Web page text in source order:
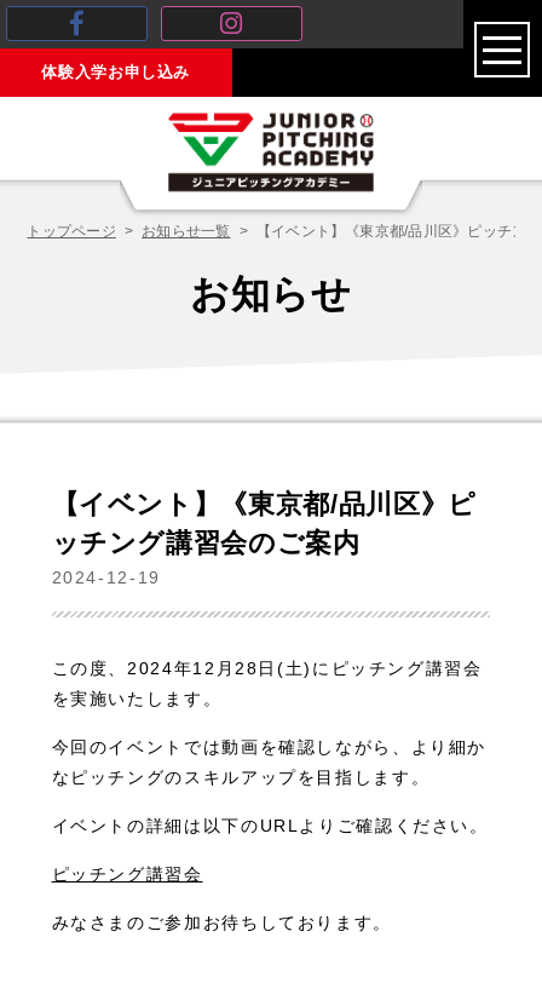
体験入学お申し込み
toggle
トップページ お知らせ一覧 【イベント】《東京都/品川区》ピッチン
お知らせ
【イベント】《東京都/品川区》ピ
ッチング講習会のご案内
2024-12-19
この度、2024年12月28日(土)にピッチング講習会
を実施いたします。
今回のイベントでは動画を確認しながら、より細か
なピッチングのスキルアップを目指します。
イベントの詳細は以下のURLよりご確認ください。
ピッチング講習会
みなさまのご参加お待ちしております。